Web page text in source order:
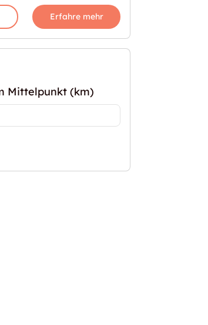
Erfahre mehr
Mittelpunkt (km)